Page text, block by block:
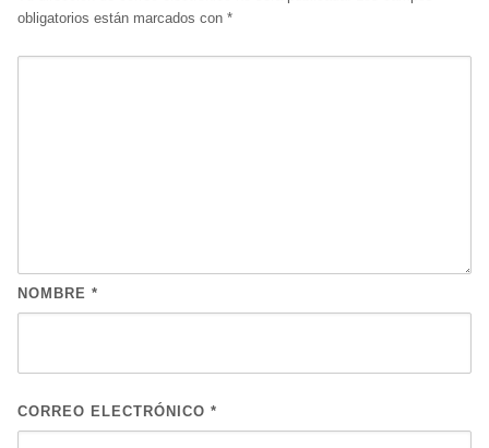
obligatorios están marcados con *
NOMBRE *
CORREO ELECTRÓNICO *